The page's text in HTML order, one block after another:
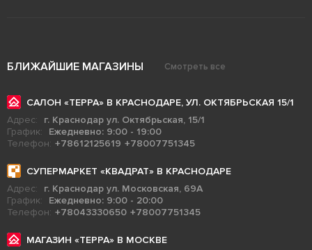
БЛИЖАЙШИЕ МАГАЗИНЫ Смотреть все
САЛОН «ТЕРРА» В КРАСНОДАРЕ, УЛ. ОКТЯБРЬСКАЯ 15/1
Адрес:
г. Краснодар ул. Октябрьская, 15/1
График:
Ежедневно: 9:00 - 19:00
Телефон: +78612125619 +78007751345
СУПЕРМАРКЕТ «КВАДРАТ» В КРАСНОДАРЕ
Адрес:
г. Краснодар ул. Московская, 69А
График:
Ежедневно: 9:00 - 20:00
Телефон: +78043330650 +78007751345
МАГАЗИН «ТЕРРА» В МОСКВЕ